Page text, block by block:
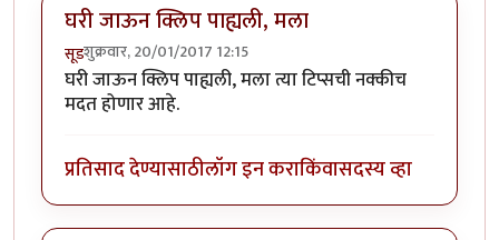
घरी जाऊन क्लिप पाह्यली, मला
सूडशुक्रवार, 20/01/2017 12:15
घरी जाऊन क्लिप पाह्यली, मला त्या टिप्सची नक्कीच
मदत होणार आहे.
प्रतिसाद देण्यासाठीलॉग इन कराकिंवासदस्य व्हा